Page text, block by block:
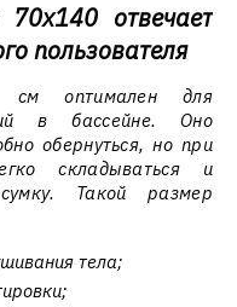
отвечает
пользователя
см оптимален для
в бассейне. Оно
обернуться, но при
складываться и
Такой размер
тела;